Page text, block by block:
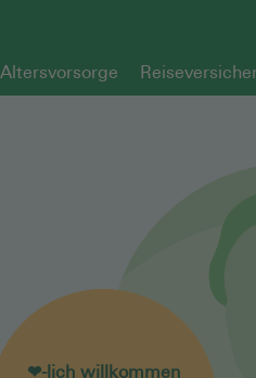
Altersvorsorge
❤-lich willkommen